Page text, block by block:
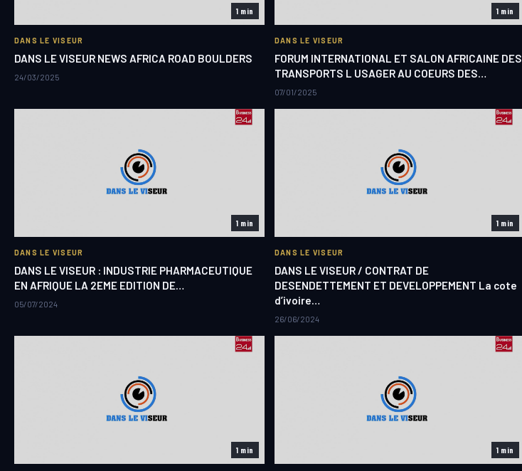
1 min
DANS LE VISEUR
DANS LE VISEUR NEWS AFRICA ROAD BOULDERS
24/03/2025
1 min
DANS LE VISEUR
FORUM INTERNATIONAL ET SALON AFRICAINE DES
TRANSPORTS L USAGER AU COEURS DES…
07/01/2025
1 min
DANS LE VISEUR
DANS LE VISEUR : INDUSTRIE PHARMACEUTIQUE
EN AFRIQUE LA 2EME EDITION DE…
05/07/2024
1 min
DANS LE VISEUR
DANS LE VISEUR / CONTRAT DE
DESENDETTEMENT ET DEVELOPPEMENT La cote
d’ivoire…
26/06/2024
1 min 1 min